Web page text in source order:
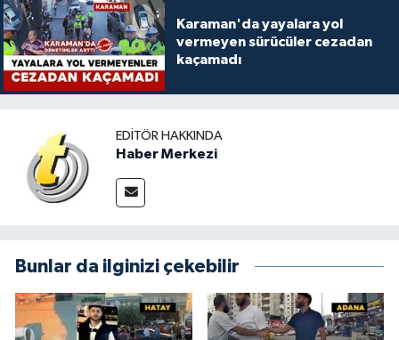
Karaman'da yayalara yol
vermeyen sürücüler cezadan
kaçamadı
EDITÖR HAKKINDA
Haber Merkezi
Bunlar da ilginizi çekebilir